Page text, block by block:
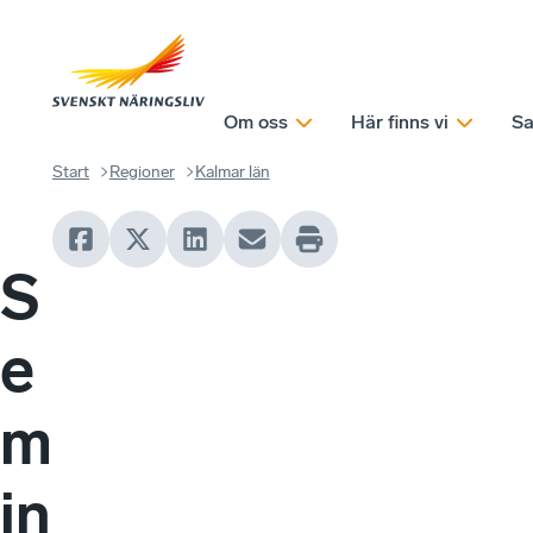
Om oss Här finns vi
Start Regioner Kalmar län
S
e
m
in